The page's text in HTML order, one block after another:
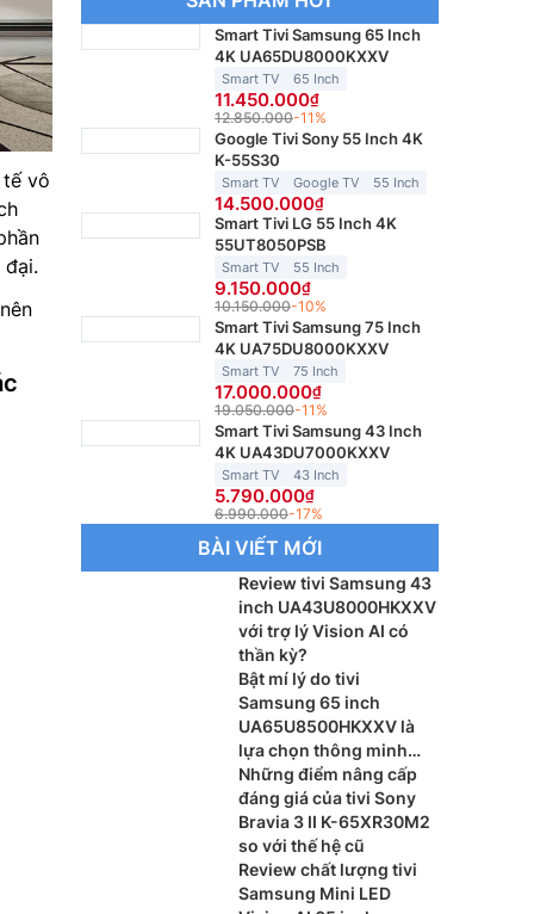
tế vô
Smart Tivi Samsung 65 Inch
4K UA65DU8000KXXV
Smart TV 65 Inch
11.450.000
12.850.000-11%
Google Tivi Sony 55 Inch 4K
K-55S30
Smart TV Google TV 55 Inch
14.500.000
Smart Tivi LG 55 Inch 4K
55UT8050PSB
Smart TV 55 Inch
9.150.000
10.150.000-10%
Smart Tivi Samsung 75 Inch
4K UA75DU8000KXXV
Smart TV 75 Inch
17.000.000
19.050.000-11%
Smart Tivi Samsung 43 Inch
4K UA43DU7000KXXV
Smart TV 43 Inch
5.790.000
6.990.000-17%
BÀI VIẾT MỚI
Review tivi Samsung 43
inch UA43U8000HKXXV
với trợ lý Vision AI có
thần kỳ?
Bật mí lý do tivi
Samsung 65 inch
UA65U8500HKXXV là
lựa chọn thông minh
cho phòng khách
Những điểm nâng cấp
đáng giá của tivi Sony
Bravia 3 II K-65XR30M2
so với thế hệ cũ
Review chất lượng tivi
Samsung Mini LED